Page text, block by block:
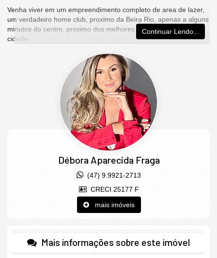
Venha viver em um empreendimento completo de area de lazer,
um verdadeiro home club, proximo da Beira Rio, apenas a alguns
minutos do centro, proximo dos melhores supermercados da
cidade.
Características do Imóvel
Aquecimento de Água
Piso Porcelanato
Infra para Ar Split
Sacada com Churrasqueira
Quadra Esportiva
Espaço Gourmet
Continuar Lendo...
Débora Aparecida Fraga
(47) 9.9921-2713
CRECI 25177 F
mais imóveis
Mais informações sobre este imóvel